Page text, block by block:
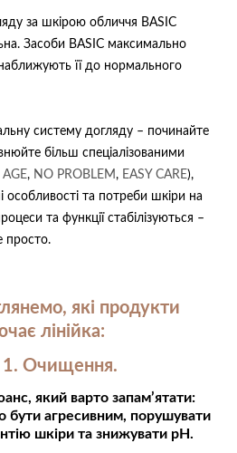
за шкірою обличчя BASIC
Засоби BASIC максимально
її до нормального
систему догляду – починайте
більш спеціалізованими
AGE, NO PROBLEM , EASY CARE),
особливості та потреби шкіри на
та функції стабілізуються –
просто.
які продукти
лінійка:
Очищення.
який варто запам’ятати:
бути агресивним, порушувати
шкіри та знижувати рН.